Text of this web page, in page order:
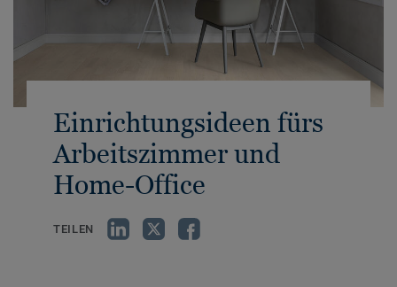
Einrichtungsideen fürs
Arbeitszimmer und
Home-Office
TEILEN